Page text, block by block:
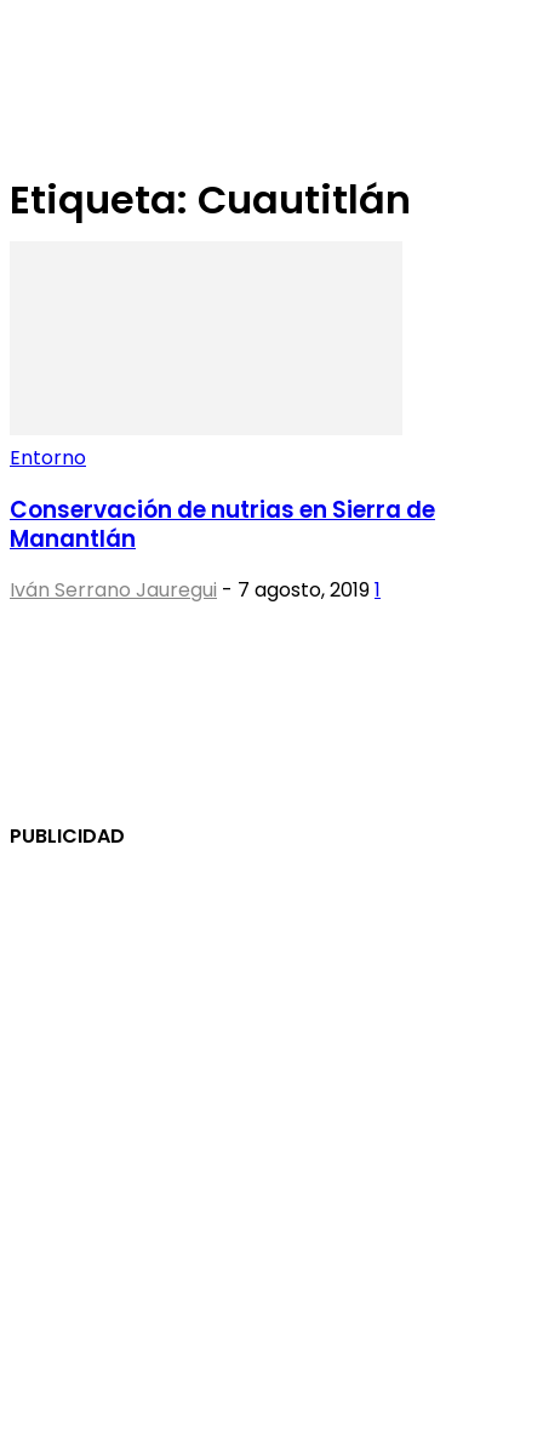
Etiqueta: Cuautitlán
Entorno
Conservación de nutrias en Sierra de
Manantlán
Iván Serrano Jauregui - 7 agosto, 20191
PUBLICIDAD